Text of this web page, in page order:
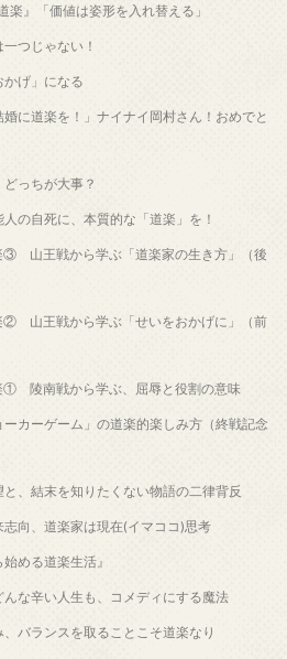
楽』「価値は姿形を入れ替える」
つじゃない！
げ」になる
婚に道楽を！」ナイナイ岡村さん！おめでと
どっちが大事？
人の自死に、本質的な「道楽」を！
③ 山王戦から学ぶ「道楽家の生き方」（後
② 山王戦から学ぶ「せいをおかげに」（前
① 陵南戦から学ぶ、屈辱と役割の意味
カーゲーム」の道楽的楽しみ方（終戦記念
、結末を知りたくない物語の二律背反
志向、道楽家は現在(イマココ)思考
める道楽生活』
な辛い人生も、コメディにする魔法
、バランスを取ることこそ道楽なり